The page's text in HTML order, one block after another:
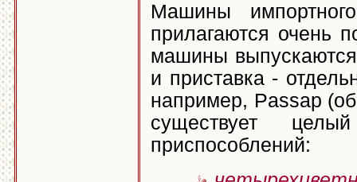
Машины
прилагаются очень
машины
и приставка -
например, Passap
существует
приспособлений: